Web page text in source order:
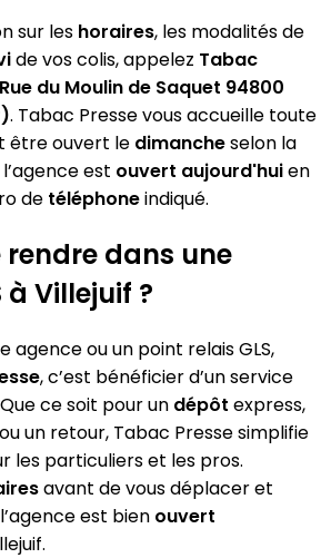
sur les horaires, les modalités de
de vos colis, appelez Tabac
du Moulin de Saquet 94800
. Tabac Presse vous accueille toute
être ouvert le dimancheselon la
est ouvert aujourd'huien
de téléphoneindiqué.
rendre dans une
à Villejuif ?
agence ou un point relais GLS,
, c’est bénéficier d’un service
ce soit pour un dépôt express,
un retour, Tabac Presse simplifie
les particuliers et les pros.
avant de vous déplacer et
est bien ouvert